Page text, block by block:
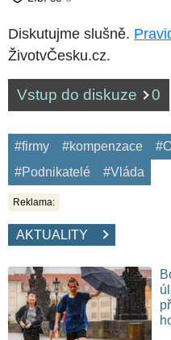
Diskutujme slušně.
ŽivotvČesku.cz.
Vstup do diskuze 0
#firmy #kompenzace
#Podnikatelé
#Vláda
Reklama:
AKTUALITY